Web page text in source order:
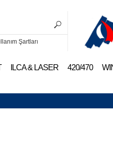
Şartları
ILCA & LASER 420/470